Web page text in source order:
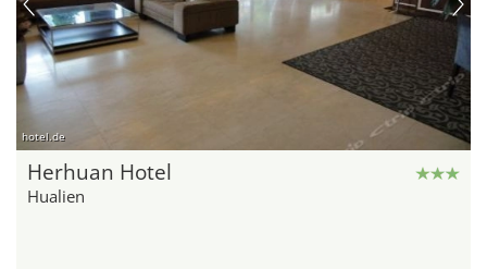
hotel.de
Herhuan Hotel
Hualien